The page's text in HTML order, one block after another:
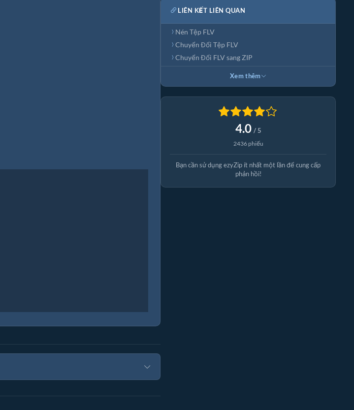
LIÊN KẾT LIÊN QUAN
Nén Tệp FLV
Chuyển Đổi Tệp FLV
Chuyển Đổi FLV sang ZIP
Xem thêm
4.0 / 5
2436 phiếu
Bạn cần sử dụng ezyZip ít nhất một lần để cung cấp
phản hồi!